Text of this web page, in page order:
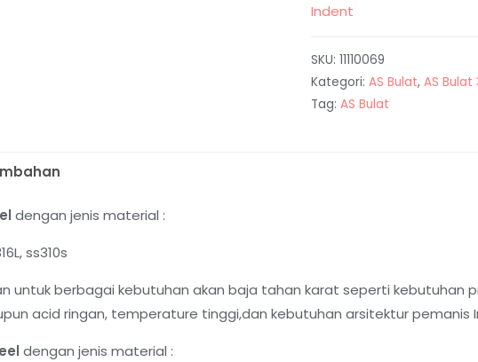
Indent
SKU: 11110069
Kategori: AS Bulat, AS Bulat
Tag: AS Bulat
dengan jenis material :
ss310s
untuk berbagai kebutuhan akan baja tahan karat seperti kebutuhan
acid ringan, temperature tinggi,dan kebutuhan arsitektur pemanis
dengan jenis material :